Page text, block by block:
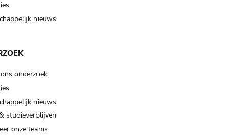
nieuws
onderzoek
nieuws
studieverblijven
onze teams